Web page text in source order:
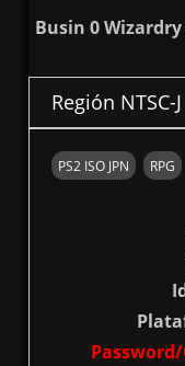
Busin 0
Región NTSC-J
PS2 ISO JPN RPG